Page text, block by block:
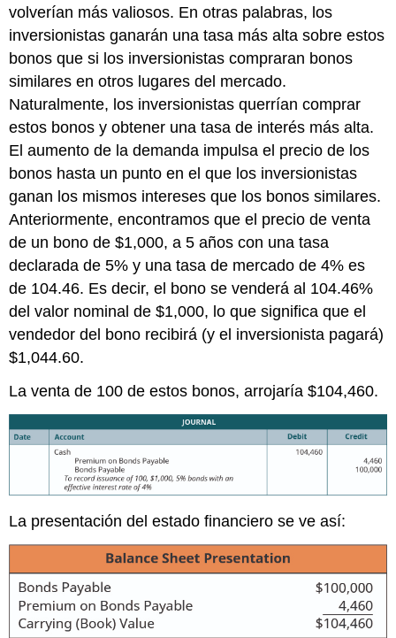
volverían más valiosos. En otras palabras, los
inversionistas ganarán una tasa más alta sobre estos
bonos que si los inversionistas compraran bonos
similares en otros lugares del mercado.
Naturalmente, los inversionistas querrían comprar
estos bonos y obtener una tasa de interés más alta.
El aumento de la demanda impulsa el precio de los
bonos hasta un punto en el que los inversionistas
ganan los mismos intereses que los bonos similares.
Anteriormente, encontramos que el precio de venta
de un bono de $1,000, a 5 años con una tasa
declarada de 5% y una tasa de mercado de 4% es
de 104.46. Es decir, el bono se venderá al 104.46%
del valor nominal de $1,000, lo que significa que el
vendedor del bono recibirá (y el inversionista pagará)
$1,044.60.
La venta de 100 de estos bonos, arrojaría $104,460.
La presentación del estado financiero se ve así: